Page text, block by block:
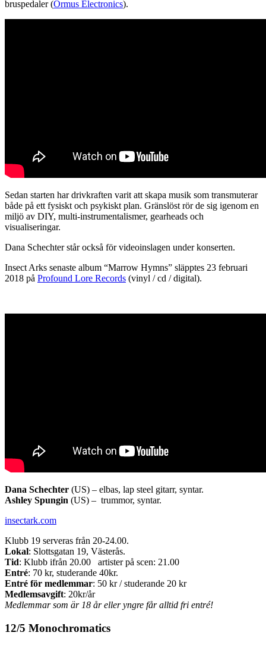
bruspedaler (Ormus Electronics).
Sedan starten har drivkraften varit att skapa musik som transmuterar
både på ett fysiskt och psykiskt plan. Gränslöst rör de sig igenom en
miljö av DIY, multi-instrumentalismer, gearheads och
visualiseringar.
Dana Schechter står också för videoinslagen under konserten.
Insect Arks senaste album “Marrow Hymns” släpptes 23 februari
2018 på Profound Lore Records (vinyl / cd / digital).
Dana Schechter (US) – elbas, lap steel gitarr, syntar.
Ashley Spungin (US) – trummor, syntar.
insectark.com
Klubb 19 serveras från 20-24.00.
Lokal: Slottsgatan 19, Västerås.
Tid: Klubb ifrån 20.00 artister på scen: 21.00
Entré: 70 kr, studerande 40kr.
Entré för medlemmar: 50 kr / studerande 20 kr
Medlemsavgift: 20kr/år
Medlemmar som är 18 år eller yngre får alltid fri entré!
12/5 Monochromatics